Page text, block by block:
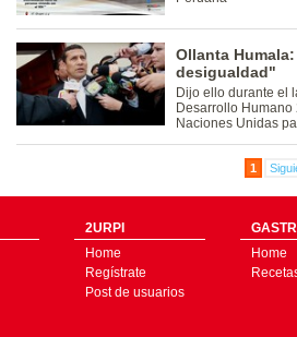
Ollanta
desigualdad"
Dijo ello durante el
Desarrollo
Naciones Unidas
1
2URPI
Home
Regístrate
Post de usuarios
Home